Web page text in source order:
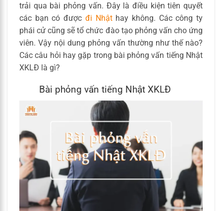
trải qua bài phỏng vấn. Đây là điều kiện tiên quyết
các bạn có được đi Nhậthay không. Các công ty
phái cử cũng sẽ tổ chức đào tạo phỏng vấn cho ứng
viên. Vậy nội dung phỏng vấn thường như thế nào?
Các câu hỏi hay gặp trong bài phỏng vấn tiếng Nhật
XKLĐ là gì?
Bài phỏng vấn tiếng Nhật XKLĐ